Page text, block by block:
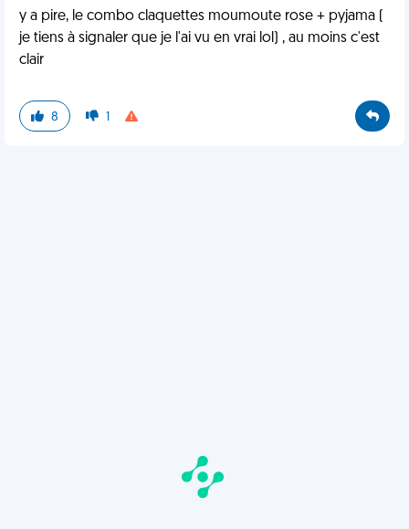
y a pire, le combo claquettes moumoute rose + pyjama (
je tiens à signaler que je l'ai vu en vrai lol) , au moins c'est
clair
8 1